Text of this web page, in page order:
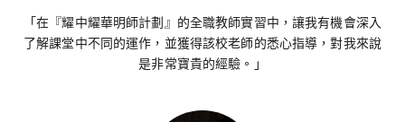
「在『耀中耀華明師計劃』的全職教師實習中，讓我有機會深入
了解課堂中不同的運作，並獲得該校老師的悉心指導，對我來說
是非常寶貴的經驗。」